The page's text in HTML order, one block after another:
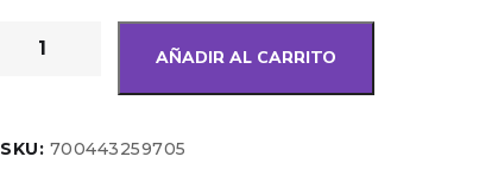
AÑADIR AL CARRITO
SKU: 700443259705